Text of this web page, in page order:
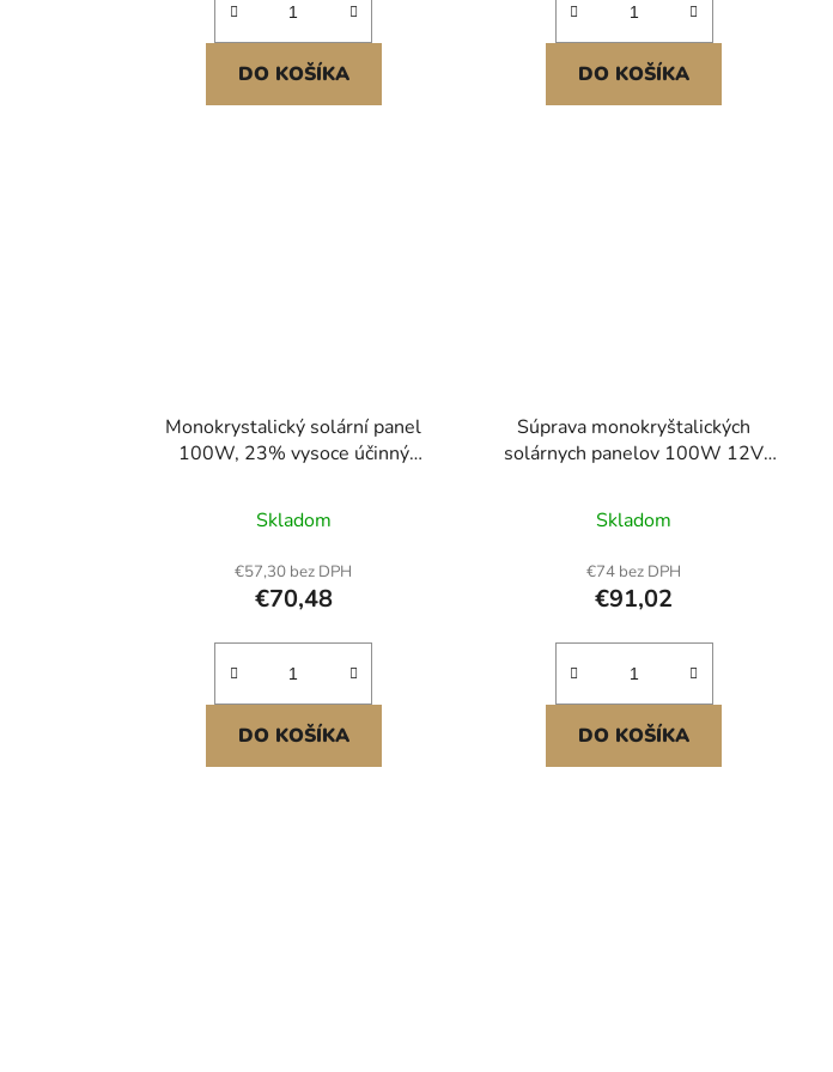
DO KOŠÍKA DO KOŠÍKA
Monokrystalický solární panel
100W, 23% vysoce účinný
se stabilním výstupem MC4 a
hliníkovým rámem, vodotěsný
solární panel s krytím IP65 pro
aplikace na ploché střeše
automobilů, lodí a obytných vozů
mimo síť<br/
Skladom
€57,30 bez DPH
€70,48
DO KOŠÍKA
Súprava monokryštalických
solárnych panelov 100W 12V
Skladom
€74 bez DPH
€91,02
DO KOŠÍKA